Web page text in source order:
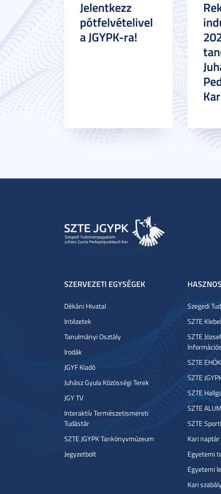
Jelentkezz
pótfelvételivel
a JGYPK-ra!
SZERVEZETI EGYSÉGEK
Dékáni Hivatal
Intézetek
Tanulmányi Osztály
Irodák
JGYF Kiadó
Juhász Gyula Közösségi Terek
JGY TV
Interaktív Természetismereti
Tudástár
SZTE JGYPK Tankönyvmúzeum
Jegyzetbolt
Szegedi
SZTE
SZTE
SZTE EHÖK
SZTE
SZTE
SZTE
SZTE
Kari naptár
Egyetemi
Egyetemi
Kari